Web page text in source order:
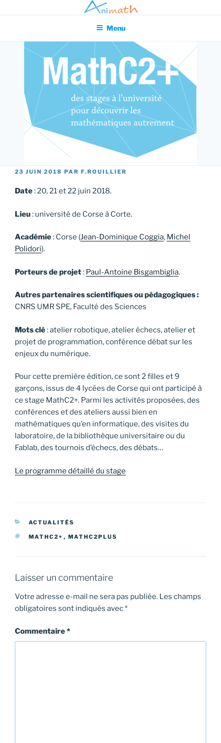
au
principal
Association pour l'Animation en Mathématiques
Menu
PUBLIÉ
23 JUIN 2018 PAR F.ROUILLIER
Date: 20, 21 et 22 juin 2018.
Lieu: université de Corse à Corte.
Académie: Corse (Jean-Dominique Coggia, Michel
Polidori).
Porteurs de projet: Paul-Antoine Bisgambiglia.
Autres partenaires scientifiques ou pédagogiques :
CNRS UMR SPE, Faculté des Sciences
Mots clé: atelier robotique, atelier échecs, atelier et
projet de programmation, conférence débat sur les
enjeux du numérique.
Pour cette première édition, ce sont 2 filles et 9
garçons, issus de 4 lycées de Corse qui ont participé à
ce stage MathC2+. Parmi les activités proposées, des
conférences et des ateliers aussi bien en
mathématiques qu’en informatique, des visites du
laboratoire, de la bibliothèque universitaire ou du
Fablab, des tournois d’échecs, des débats…
Le programme détaillé du stage
CATÉGORIES
ACTUALITÉS
ÉTIQUETTES
MATHC2+ , MATHC2PLUS
Laisser un commentaire
Votre adresse e-mail ne sera pas publiée. Les champs
obligatoires sont indiqués avec*
Commentaire*